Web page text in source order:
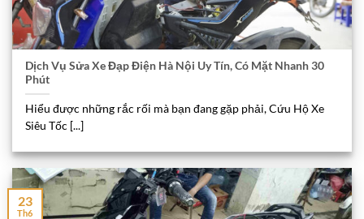
Dịch Vụ Sửa Xe Đạp Điện Hà Nội Uy Tín, Có Mặt Nhanh 30
Phút
Hiểu được những rắc rối mà bạn đang gặp phải, Cứu Hộ Xe
Siêu Tốc [...]
23
Th6